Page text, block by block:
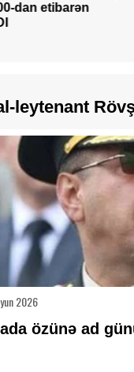
leytenant
2026
özünə ad